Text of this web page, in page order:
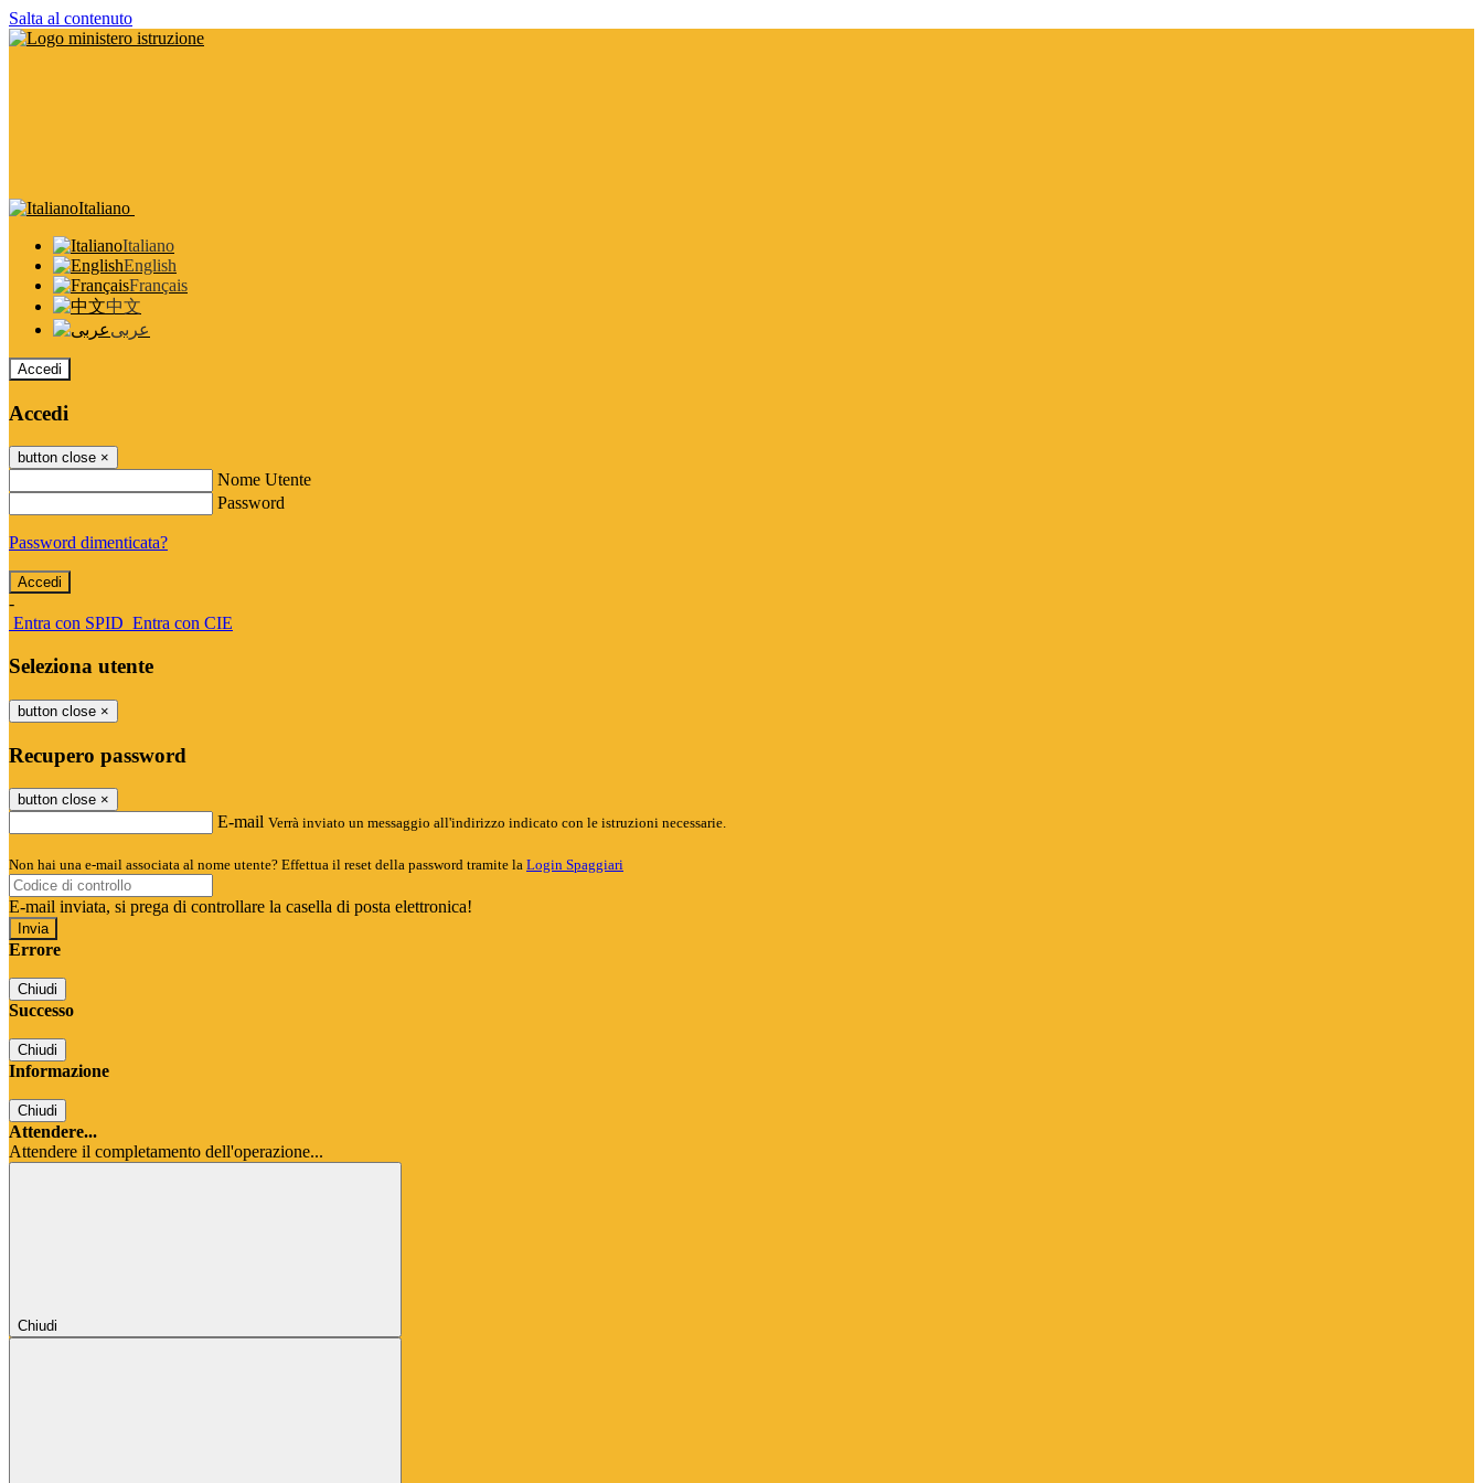
Salta al contenuto
Italiano
Italiano
English
Français
中文
عربى
Accedi
Accedi
button close ×
Nome Utente
Password
Password dimenticata?
-
Entra con SPID Entra con CIE
Seleziona utente
button close ×
Recupero password
button close ×
E-mail Verrà inviato un messaggio all'indirizzo indicato con le istruzioni necessarie.
Non hai una e-mail associata al nome utente? Effettua il reset della password tramite la Login Spaggiari
E-mail inviata, si prega di controllare la casella di posta elettronica!
Errore
Chiudi
Successo
Chiudi
Informazione
Chiudi
Attendere...
Attendere il completamento dell'operazione...
Chiudi